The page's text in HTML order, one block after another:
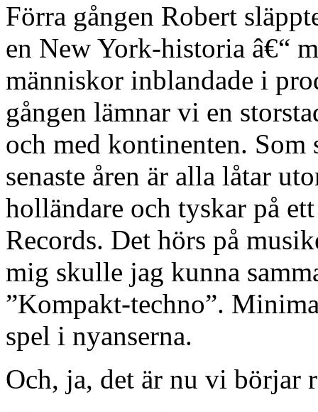
Förra gången Robert
en New York-historia â€“
människor inblandade i
gången lämnar vi en
och med kontinenten.
senaste åren är alla låtar
holländare och tyskar på
Records. Det hörs på
mig skulle jag kunna
”Kompakt-techno”.
spel i nyanserna.
Och, ja, det är nu vi börjar